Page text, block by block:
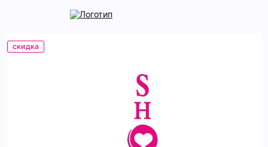
скидка